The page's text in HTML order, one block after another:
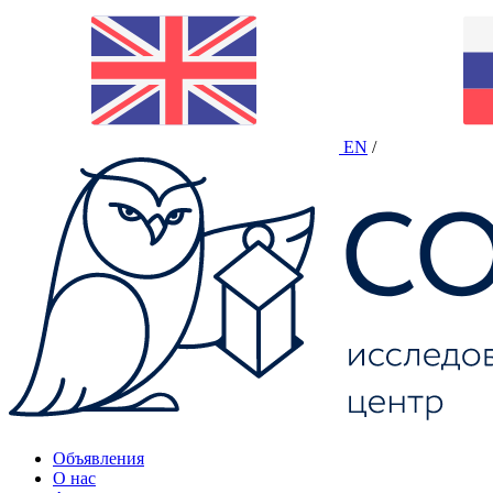
EN /
Объявления
О нас